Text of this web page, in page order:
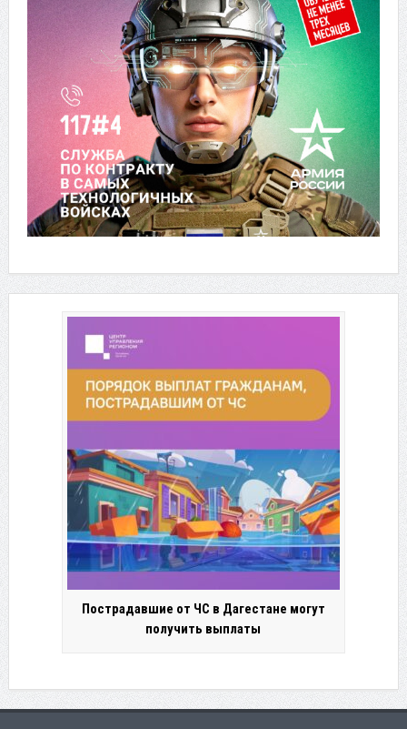
Пострадавшие от ЧС в Дагестане могут
получить выплаты